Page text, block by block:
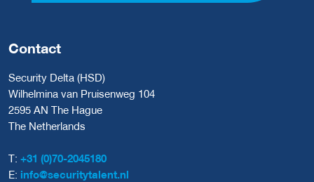
Contact
Security Delta (HSD)
Wilhelmina van Pruisenweg 104
2595 AN The Hague
The Netherlands
T: +31 (0)70-2045180
E: info@securitytalent.nl